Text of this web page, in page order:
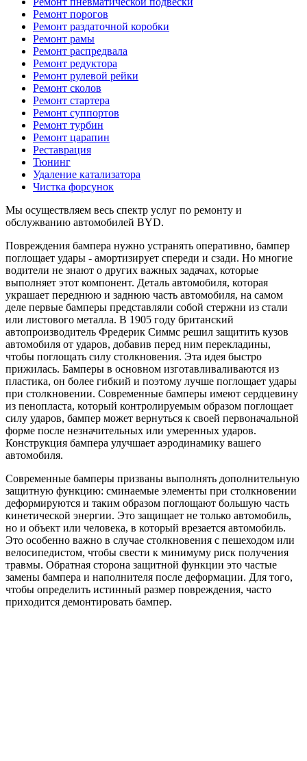
Ремонт порогов
Ремонт раздаточной коробки
Ремонт рамы
Ремонт распредвала
Ремонт редуктора
Ремонт рулевой рейки
Ремонт сколов
Ремонт стартера
Ремонт суппортов
Ремонт турбин
Ремонт царапин
Реставрация
Тюнинг
Удаление катализатора
Чистка форсунок
Мы осуществляем весь спектр услуг по ремонту и
обслужванию автомобилей BYD.
Повреждения бампера нужно устранять оперативно, бампер
поглощает удары - амортизирует спереди и сзади. Но многие
водители не знают о других важных задачах, которые
выполняет этот компонент. Деталь автомобиля, которая
украшает переднюю и заднюю часть автомобиля, на самом
деле первые бамперы представляли собой стержни из стали
или листового металла. В 1905 году британский
автопроизводитель Фредерик Симмс решил защитить кузов
автомобиля от ударов, добавив перед ним перекладины,
чтобы поглощать силу столкновения. Эта идея быстро
прижилась. Бамперы в основном изготавливаливаются из
пластика, он более гибкий и поэтому лучше поглощает удары
при столкновении. Современные бамперы имеют сердцевину
из пенопласта, который контролируемым образом поглощает
силу ударов, бампер может вернуться к своей первоначальной
форме после незначительных или умеренных ударов.
Конструкция бампера улучшает аэродинамику вашего
автомобиля.
Современные бамперы призваны выполнять дополнительную
защитную функцию: сминаемые элементы при столкновении
деформируются и таким образом поглощают большую часть
кинетической энергии. Это защищает не только автомобиль,
но и объект или человека, в который врезается автомобиль.
Это особенно важно в случае столкновения с пешеходом или
велосипедистом, чтобы свести к минимуму риск получения
травмы. Обратная сторона защитной функции это частые
замены бампера и наполнителя после деформации. Для того,
чтобы определить истинный размер повреждения, часто
приходится демонтировать бампер.